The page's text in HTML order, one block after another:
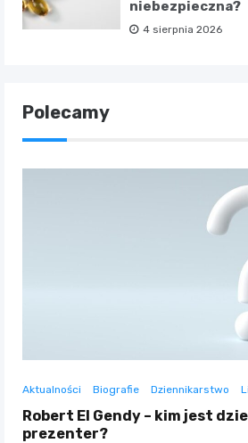
niebezpieczna?
4 sierpnia 2026
Polecamy
Aktualności Biografie Dziennikarstwo
Robert El Gendy – kim jest
prezenter?